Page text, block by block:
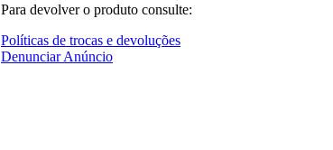
Para devolver o produto consulte:
Políticas de trocas e devoluções
Denunciar Anúncio